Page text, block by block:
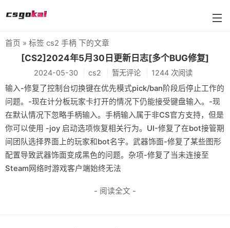
farmskins
88dog
flamecases
88hash-jp
首页 » 标签 cs2 手柄 下的文章
[CS2]2024年5月30日更新日志[多个BUG修复]
2024-05-30 cs2 暂无评论 1244 次阅读
输入-修复了控制台切换键在优先模式pick/ban阶段后停止工作的
问题。-现在计分板玩家卡打开的情况下仍能接受键盘输入。-现
在默认情况下忽略手柄输入。手柄输入属于非CS官方支持，但是
你可以使用 -joy 启动选项恢复相关行为。UI-修复了在bot接管期
间团队选择界面上的玩家和bot名字。武器饰面-修复了某些图形
配置导致武器饰面变成黑色的问题。杂项-修复了当未连接至
Steam网络时游戏客户端始终无法
- 阅读全文 -